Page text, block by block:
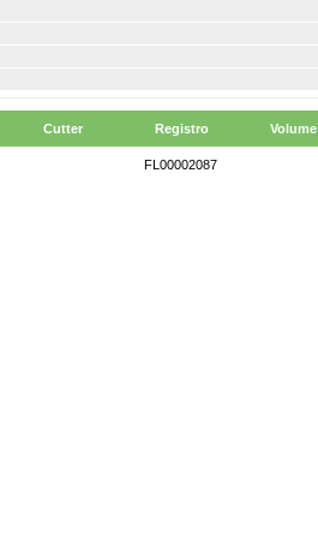
Cutter Registro Volume
FL00002087